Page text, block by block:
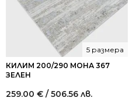
КИЛИМ 200/290 МОНА 367
ЗЕЛЕН
5 размера
259.00 € / 506.56 лв.